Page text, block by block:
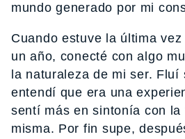
mundo generado por mi
Cuando estuve la última
un año, conecté con algo
la naturaleza de mi ser. Fluí
entendí que era una
sentí más en sintonía con la
misma. Por fin supe,